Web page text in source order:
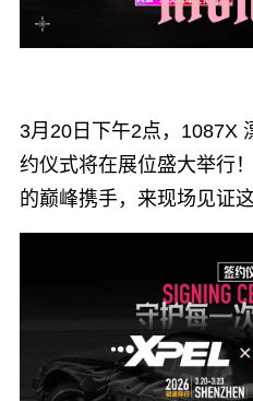
3月20日下午2点，1087X
约仪式将在展位盛大举行
的巅峰携手，来现场见证